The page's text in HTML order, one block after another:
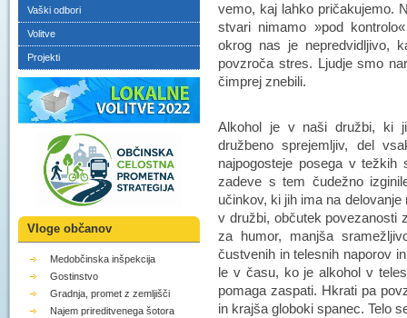
Vaški odbori
Volitve
Projekti
Vloge občanov
Medobčinska inšpekcija
Gostinstvo
Gradnja, promet z zemljišči
Najem prireditvenega šotora
vemo, kaj lahko pričakujemo.
stvari nimamo »pod
okrog nas je nepredvidljivo,
povzroča stres. Ljudje smo
čimprej znebili.
Alkohol je v naši družbi, ki
družbeno sprejemljiv, del
najpogosteje posega v težkih
zadeve s tem čudežno
učinkov, ki jih ima na
v družbi, občutek povezanosti
za humor, manjša
čustvenih in telesnih naporov
le v času, ko je alkohol v
pomaga zaspati. Hkrati pa
in krajša globoki spanec. Telo